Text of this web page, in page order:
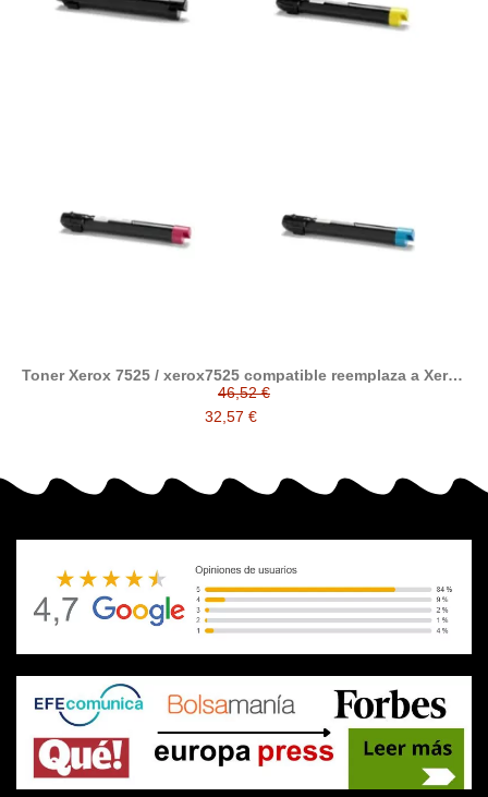
Toner Xerox 7525 / xerox7525 compatible reemplaza a Xerox
006R01513, 006R01516, 006R01515, 006R01514
46,52 €
32,57 €